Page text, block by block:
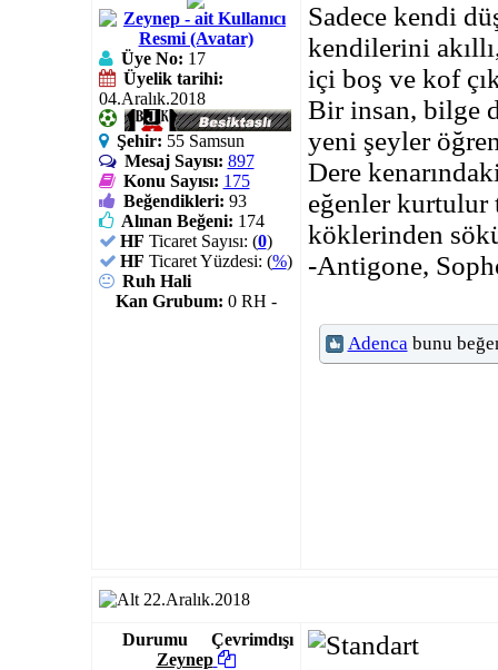
Üye No: 17
Üyelik tarihi:
04.Aralık.2018
Şehir: 55 Samsun
Mesaj Sayısı: 897
Konu Sayısı: 175
Beğendikleri: 93
Alınan Beğeni: 174
HF Ticaret Sayısı: (0)
HF Ticaret Yüzdesi: (%)
Ruh Hali
Kan Grubum: 0 RH -
Sadece kendi
kendilerini
içi boş ve kof
Bir insan, bilge
yeni şeyler
Dere
eğenler kurtulur
köklerinden
-Antigone,
Adencabunu
22.Aralık.2018
Durumu
Çevrimdışı
Zeynep